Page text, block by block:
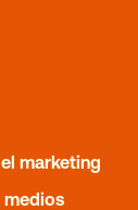
marketing
medios